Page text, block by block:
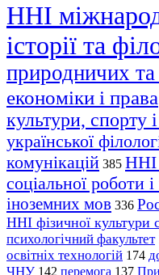
ННІ
історії та
природничих
економіки і права
культури, спорту
української
комунікацій 385 ННІ
соціальної роботи
іноземних мов 336
ННІ фізичної культури
психологічний факультет
освітніх технологій 174
ЧНУ 142 перемога 137